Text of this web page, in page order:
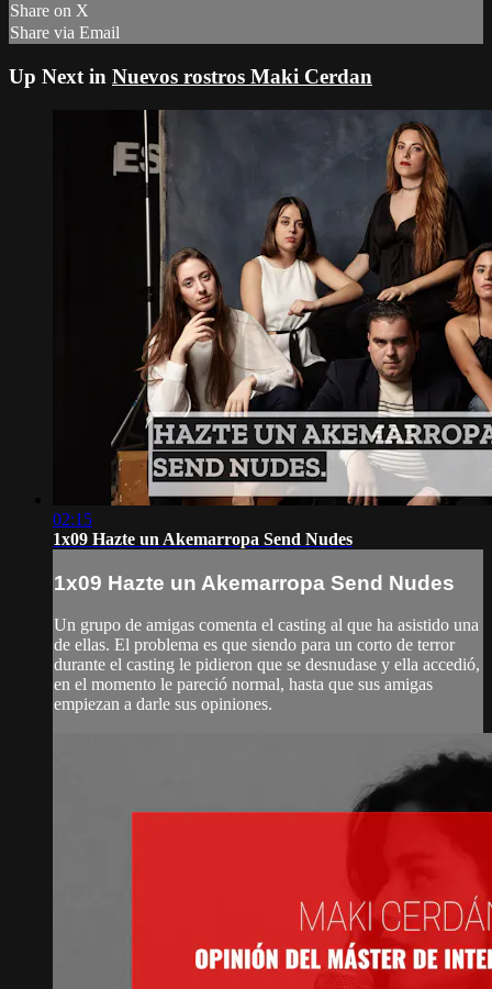
Share on X
Share via Email
Up Next in Nuevos rostros Maki Cerdan
02:15
1x09 Hazte un Akemarropa Send Nudes
1x09 Hazte un Akemarropa Send Nudes
Un grupo de amigas comenta el casting al que ha asistido una
de ellas. El problema es que siendo para un corto de terror
durante el casting le pidieron que se desnudase y ella accedió,
en el momento le pareció normal, hasta que sus amigas
empiezan a darle sus opiniones.